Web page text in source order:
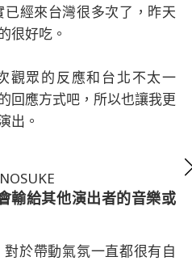
已經來台灣很多次了，昨天
很好吃。
觀眾的反應和台北不太一
回應方式吧，所以也讓我更
出。
輸給其他演出者的音樂或
對於帶動氣氛一直都很有自